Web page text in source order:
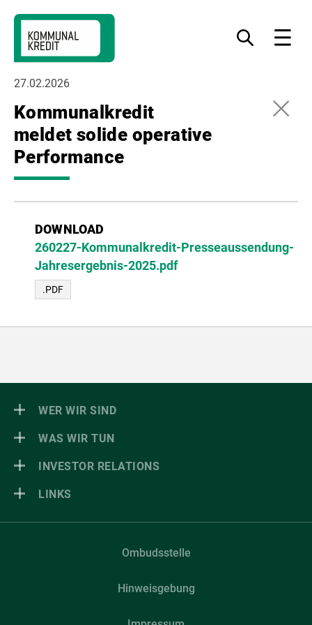
Zur
Navigation
springen
Zum
springen
Zur
Fußzeile
springen
Was
möchten
Menu
27.02.2026
Kommunalkredit
meldet solide operative
Performance
DOWNLOAD
260227-Kommunalkredit-Presseaussendung-
Jahresergebnis-2025.pdf
.PDF
WER WIR SIND
WAS WIR TUN
INVESTOR RELATIONS
LINKS
Ombudsstelle
Hinweisgebung